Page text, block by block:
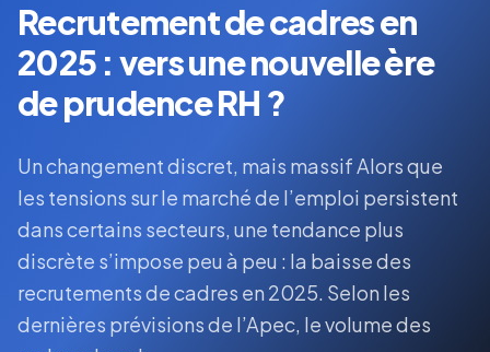
Recrutement de cadres en
2025 : vers une nouvelle ère
de prudence RH ?
Un changement discret, mais massif Alors que
les tensions sur le marché de l’emploi persistent
dans certains secteurs, une tendance plus
discrète s’impose peu à peu : la baisse des
recrutements de cadres en 2025. Selon les
dernières prévisions de l’Apec, le volume des